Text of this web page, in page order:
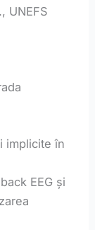
UNEFS
implicite în
EEG și